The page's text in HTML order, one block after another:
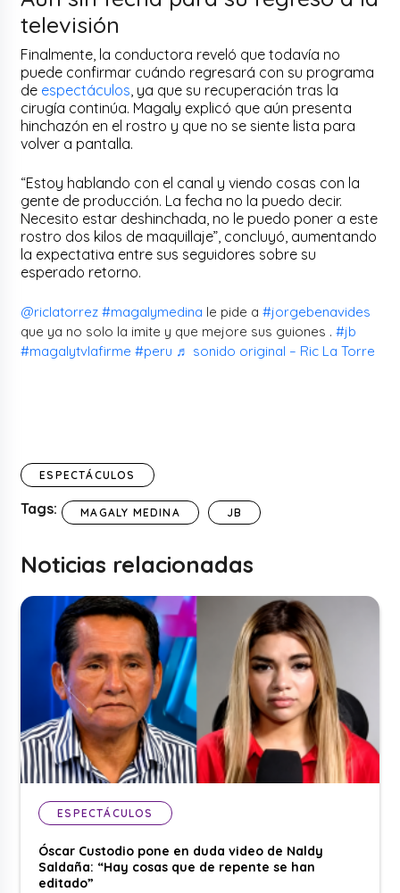
televisión
Finalmente, la conductora reveló que todavía no
puede confirmar cuándo regresará con su programa
de espectáculos, ya que su recuperación tras la
cirugía continúa. Magaly explicó que aún presenta
hinchazón en el rostro y que no se siente lista para
volver a pantalla.
“Estoy hablando con el canal y viendo cosas con la
gente de producción. La fecha no la puedo decir.
Necesito estar deshinchada, no le puedo poner a este
rostro dos kilos de maquillaje”, concluyó, aumentando
la expectativa entre sus seguidores sobre su
esperado retorno.
@riclatorrez #magalymedina le pide a#jorgebenavides
que ya no solo la imite y que mejore sus guiones .#jb
#magalytvlafirme #peru ♬ sonido original – Ric La Torre
ESPECTÁCULOS
Tags: MAGALY MEDINA JB
Noticias relacionadas
ESPECTÁCULOS
Óscar Custodio pone en duda video de Naldy
Saldaña: “Hay cosas que de repente se han
editado”